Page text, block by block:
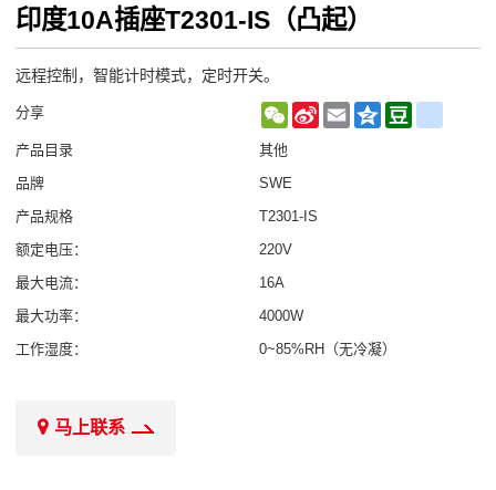
印度10A插座T2301-IS（凸起）
远程控制，智能计时模式，定时开关。
分享 WeChatSina
Weibo
Email Qzone
产品目录
其他
品牌
SWE
产品规格
T2301-IS
额定电压：
220V
最大电流：
16A
最大功率：
4000W
工作湿度：
0~85%RH（无冷凝）
马上联系